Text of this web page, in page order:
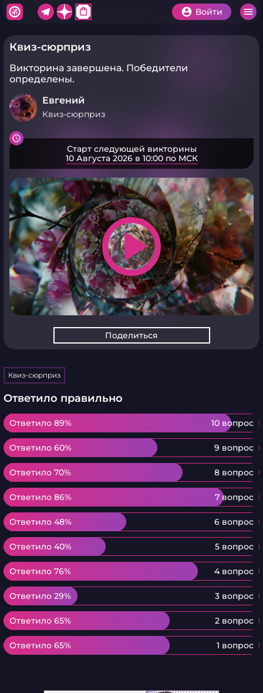
shopping_bag Войти
Квиз-сюрприз
Викторина завершена. Победители
определены.
Евгений
Квиз-сюрприз
Старт следующей викторины
10 Августа 2026 в 10:00 по МСК
play_arrow
Поделиться
Квиз-сюрприз
Ответило правильно
Ответило 89% 10 вопрос
Ответило 89%
Ответило 60% 9 вопрос
Ответило 60%
Ответило 70% 8 вопрос
Ответило 70%
Ответило 86% 7 вопрос
Ответило 86%
Ответило 48% 6 вопрос
Ответило 48%
Ответило 40% 5 вопрос
Ответило 40%
Ответило 76% 4 вопрос
Ответило 76%
Ответило 29% 3 вопрос
Ответило 29%
Ответило 65% 2 вопрос
Ответило 65%
Ответило 65% 1 вопрос
Ответило 65%